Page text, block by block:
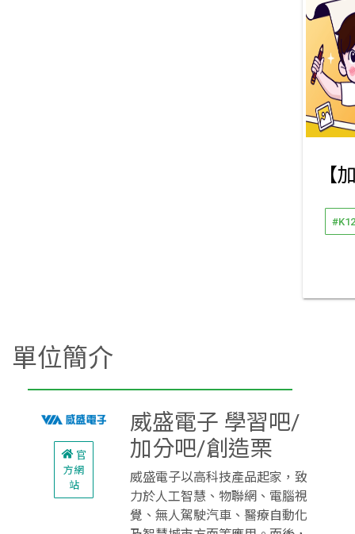
單位簡介
官
方網
站
威盛電子 學習吧/
加分吧/創造栗
威盛電子以高科技產品起家，致
力於人工智慧、物聯網、電腦視
覺、無人駕駛汽車、醫療自動化